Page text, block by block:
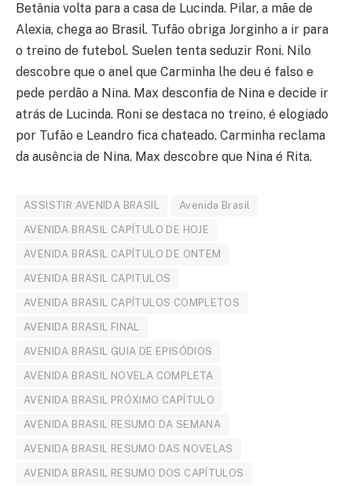
Betânia volta para a casa de Lucinda. Pilar, a mãe de
Alexia, chega ao Brasil. Tufão obriga Jorginho a ir para
o treino de futebol. Suelen tenta seduzir Roni. Nilo
descobre que o anel que Carminha lhe deu é falso e
pede perdão a Nina. Max desconfia de Nina e decide ir
atrás de Lucinda. Roni se destaca no treino, é elogiado
por Tufão e Leandro fica chateado. Carminha reclama
da ausência de Nina. Max descobre que Nina é Rita.
ASSISTIR AVENIDA BRASIL Avenida Brasil
AVENIDA BRASIL CAPÍTULO DE HOJE
AVENIDA BRASIL CAPÍTULO DE ONTEM
AVENIDA BRASIL CAPITULOS
AVENIDA BRASIL CAPÍTULOS COMPLETOS
AVENIDA BRASIL FINAL
AVENIDA BRASIL GUIA DE EPISÓDIOS
AVENIDA BRASIL NOVELA COMPLETA
AVENIDA BRASIL PRÓXIMO CAPÍTULO
AVENIDA BRASIL RESUMO DA SEMANA
AVENIDA BRASIL RESUMO DAS NOVELAS
AVENIDA BRASIL RESUMO DOS CAPÍTULOS